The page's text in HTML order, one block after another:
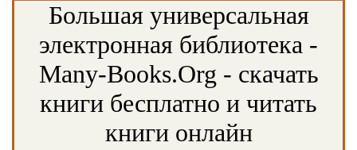
Большая универсальная
электронная библиотека -
Many-Books.Org - скачать
книги бесплатно и читать
книги онлайн